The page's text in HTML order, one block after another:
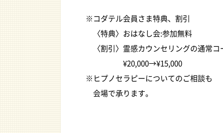
※コダテル会員さま特典、割引
〈特典〉おはなし会:参加無料
〈割引〉霊感カウンセリングの通常コ
¥20,000→¥15,000
※ヒプノセラピーについてのご相談も
会場で承ります。